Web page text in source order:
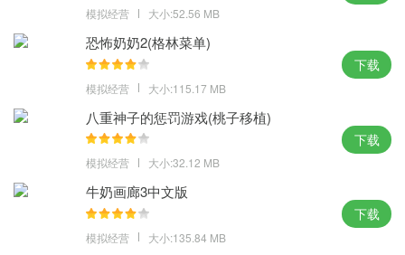
模拟经营 大小:52.56 MB
恐怖奶奶2(格林菜单)
模拟经营 大小:115.17 MB
下载
八重神子的惩罚游戏(桃子移植)
模拟经营 大小:32.12 MB
下载
牛奶画廊3中文版
模拟经营 大小:135.84 MB
下载